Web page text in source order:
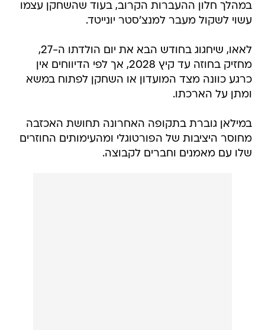
במהלך חלון ההעברות הקרוב, בעוד שהשחקן עצמו
עשוי לשקול מעבר למנצ'סטר יונייטד.
לאאו, שיחגוג בחודש הבא את יום הולדתו ה-27,
מחזיק בחוזה עד קיץ 2028, אך לפי הדיווחים אין
כרגע כוונה מצד המועדון או השחקן לפתוח במשא
ומתן על הארכתו.
במילאן גוברת בתקופה האחרונה תחושת האכזבה
מחוסר היציבות של הפורטוגלי ומהעימותים החוזרים
שלו עם מאמנים וחברים לקבוצה.